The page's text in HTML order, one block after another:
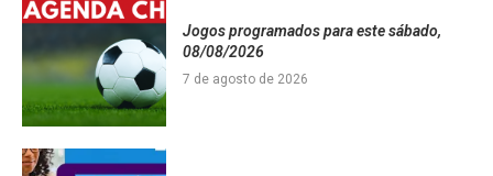
Jogos programados para este sábado,
08/08/2026
7 de agosto de 2026